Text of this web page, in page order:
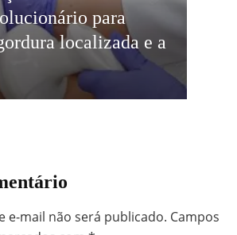
para
localizada e a
e-mail não será publicado. Campos